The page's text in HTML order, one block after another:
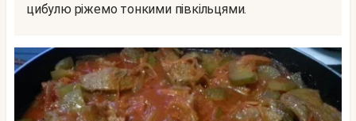
цибулю ріжемо тонкими півкільцями.